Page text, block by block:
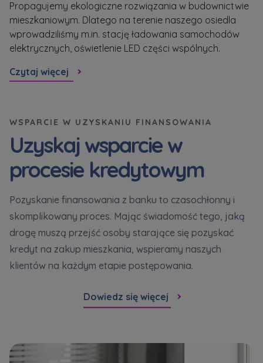
poprawie stosowanych funkcjonalności i usług
świadczonych za pośrednictwem strony oraz
wyjaśnienia okoliczności niedozwolonego
korzystania z Serwisu, a także w celach
uzasadnionych interesów realizowanych przez
także udostępniane zaufanym partnerom .
Twoje dane są współadministrowane przez
spółki z Grupy Kapitałowej Murapol . Więcej o
tym jak przetwarzamy dane, wykorzystujemy
wPolityce prywatności .
Propagujemy ekologiczne rozwiązania w budownictwie
mieszkaniowym. Dlatego na terenie naszego osiedla
wprowadziliśmy m.in. stację ładowania samochodów
elektrycznych, oświetlenie LED części wspólnych.
Czytaj więcej
WSPARCIE W UZYSKANIU FINANSOWANIA
Uzyskaj wsparcie w
procesie kredytowym
Pozyskanie finansowania z banku to czasochłonny i
skomplikowany proces. Mając świadomość tego, jaką
drogę muszą przejść osoby starające się pozyskać
kredyt na zakup mieszkania, wspieramy naszych
klientów na każdym etapie postępowania.
Dowiedz się więcej